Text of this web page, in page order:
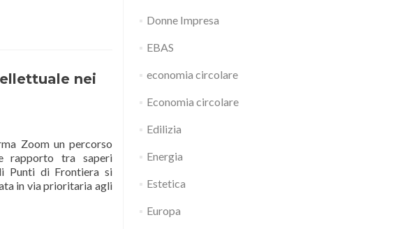
nei
Zoom un percorso
rapporto tra saperi
Punti di Frontiera si
in via prioritaria agli
Donne Impresa
EBAS
economia circolare
Economia circolare
Edilizia
Energia
Estetica
Europa